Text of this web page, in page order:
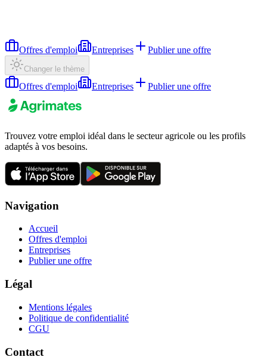
Offres d'emploi Entreprises Publier une offre
Changer le thème
Offres d'emploi Entreprises Publier une offre
Trouvez votre emploi idéal dans le secteur agricole ou les profils
adaptés à vos besoins.
Navigation
Accueil
Offres d'emploi
Entreprises
Publier une offre
Légal
Mentions légales
Politique de confidentialité
CGU
Contact